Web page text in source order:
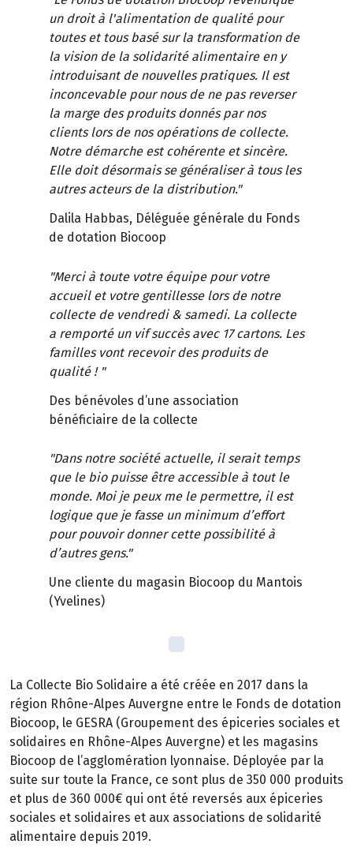
un droit à l'alimentation de qualité pour
toutes et tous basé sur la transformation de
la vision de la solidarité alimentaire en y
introduisant de nouvelles pratiques. Il est
inconcevable pour nous de ne pas reverser
la marge des produits donnés par nos
clients lors de nos opérations de collecte.
Notre démarche est cohérente et sincère.
Elle doit désormais se généraliser à tous les
autres acteurs de la distribution."
Dalila Habbas, Déléguée générale du Fonds
de dotation Biocoop
"Merci à toute votre équipe pour votre
accueil et votre gentillesse lors de notre
collecte de vendredi & samedi. La collecte
a remporté un vif succès avec 17 cartons. Les
familles vont recevoir des produits de
qualité ! "
Des bénévoles d’une association
bénéficiaire de la collecte
"Dans notre société actuelle, il serait temps
que le bio puisse être accessible à tout le
monde. Moi je peux me le permettre, il est
logique que je fasse un minimum d’effort
pour pouvoir donner cette possibilité à
d’autres gens."
Une cliente du magasin Biocoop du Mantois
(Yvelines)
La Collecte Bio Solidaire a été créée en 2017 dans la
région Rhône-Alpes Auvergne entre le Fonds de dotation
Biocoop, le GESRA (Groupement des épiceries sociales et
solidaires en Rhône-Alpes Auvergne) et les magasins
Biocoop de l’agglomération lyonnaise. Déployée par la
suite sur toute la France, ce sont plus de 350 000 produits
et plus de 360 000€ qui ont été reversés aux épiceries
sociales et solidaires et aux associations de solidarité
alimentaire depuis 2019.